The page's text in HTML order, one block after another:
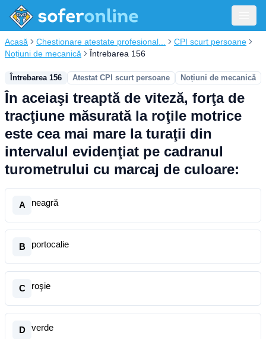
Acasă Chestionare atestate profesional...
CPI scurt persoane
Noțiuni de mecanică
Întrebarea 156
Întrebarea 156 Atestat CPI scurt persoane Noțiuni de mecanică
În aceiaşi treaptă de viteză, forţa de
tracţiune măsurată la roţile motrice
este cea mai mare la turaţii din
intervalul evidenţiat pe cadranul
turometrului cu marcaj de culoare:
A neagră
B portocalie
C roşie
D verde